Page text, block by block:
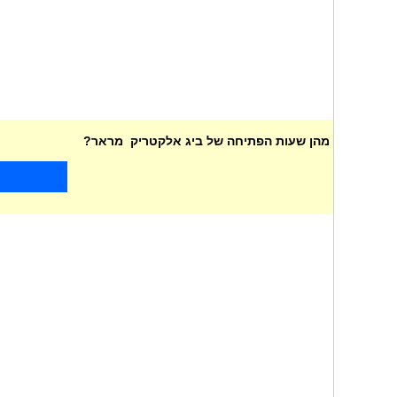
מהן שעות הפתיחה של ביג אלקטריק מראר?